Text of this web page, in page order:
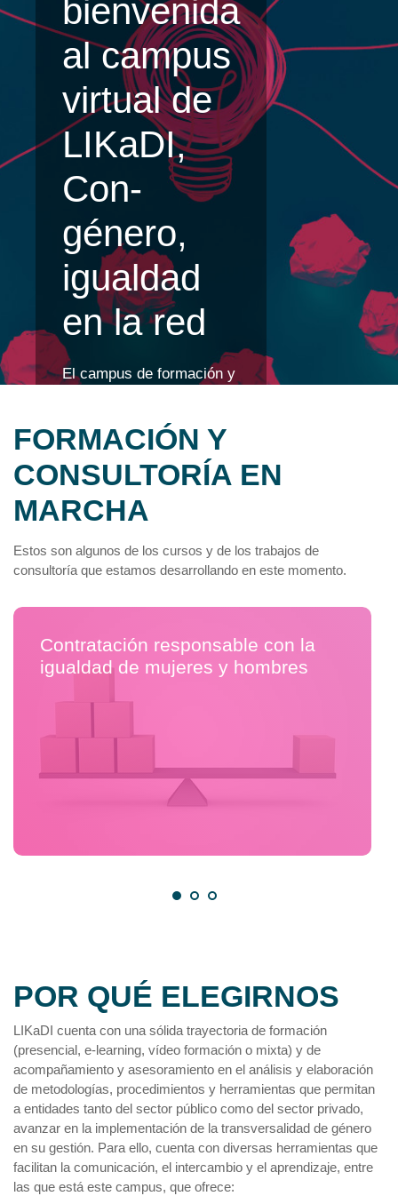
bienvenida
al campus
virtual de
LIKaDI,
Con-
género,
igualdad
en la red
El campus de formación y
diseñado para fomentar el
diálogo,el aprendizaje y la
colaboración en la
promoción de la igualdad
entre mujeres y hombres.
FORMACIÓN Y
CONSULTORÍA EN
MARCHA
Estos son algunos de los cursos y de los trabajos de
consultoría que estamos desarrollando en este momento.
Contratación responsable con la
igualdad de mujeres y hombres
POR QUÉ ELEGIRNOS
LIKaDI cuenta con una sólida trayectoria de formación
(presencial, e-learning, vídeo formación o mixta) y de
acompañamiento y asesoramiento en el análisis y elaboración
de metodologías, procedimientos y herramientas que permitan
a entidades tanto del sector público como del sector privado,
avanzar en la implementación de la transversalidad de género
en su gestión. Para ello, cuenta con diversas herramientas que
facilitan la comunicación, el intercambio y el aprendizaje, entre
las que está este campus, que ofrece: